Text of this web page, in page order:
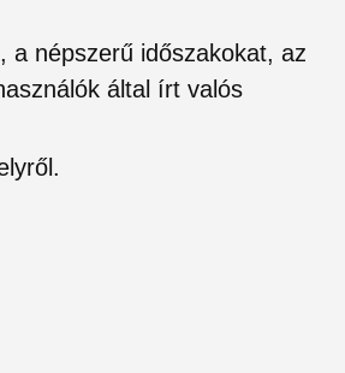
népszerű időszakokat, az
által írt valós